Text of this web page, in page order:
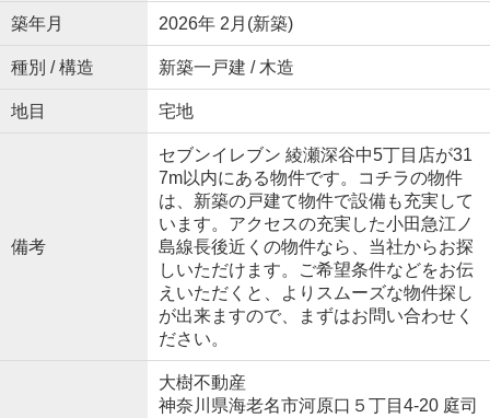
築年月 2026年 2月(新築)
種別 / 構造 新築一戸建 / 木造
地目 宅地
備考
セブンイレブン 綾瀬深谷中5丁目店が31
7m以内にある物件です。コチラの物件
は、新築の戸建て物件で設備も充実して
います。アクセスの充実した小田急江ノ
島線長後近くの物件なら、当社からお探
しいただけます。ご希望条件などをお伝
えいただくと、よりスムーズな物件探し
が出来ますので、まずはお問い合わせく
ださい。
大樹不動産
神奈川県海老名市河原口５丁目4-20 庭司